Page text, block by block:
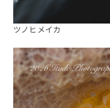
ツノヒメイカ